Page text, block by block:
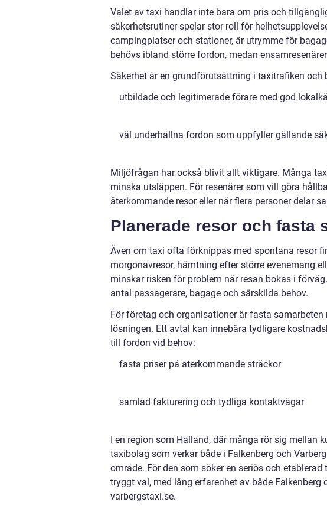
Valet av taxi handlar inte bara om pris och
säkerhetsrutiner spelar stor roll för
campingplatser och stationer, är utrymme för
behövs ibland större fordon, medan
Säkerhet är en grundförutsättning i taxitrafiken och
utbildade och legitimerade förare med god
väl underhållna fordon som uppfyller gällande
Miljöfrågan har också blivit allt viktigare. Många
minska utsläppen. För resenärer som vill göra
återkommande resor eller när flera personer delar
Planerade resor och fasta
Även om taxi ofta förknippas med spontana resor
morgonavresor, hämtning efter större evenemang
minskar risken för problem när resan bokas i
antal passagerare, bagage och särskilda behov.
För företag och organisationer är fasta
lösningen. Ett avtal kan innebära tydligare
till fordon vid behov:
fasta priser på återkommande sträckor
samlad fakturering och tydliga kontaktvägar
I en region som Halland, där många rör sig mellan
taxibolag som verkar både i Falkenberg och
område. För den som söker en seriös och
tryggt val, med lång erfarenhet av både
varbergstaxi.se.